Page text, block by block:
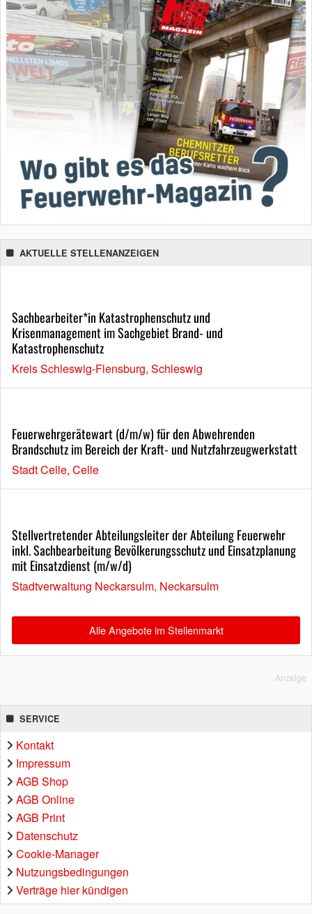
AKTUELLE STELLENANZEIGEN
Sachbearbeiter*in Katastrophenschutz und
Krisenmanagement im Sachgebiet Brand- und
Katastrophenschutz
Kreis Schleswig-Flensburg, Schleswig
Feuerwehrgerätewart (d/m/w) für den Abwehrenden
Brandschutz im Bereich der Kraft- und Nutzfahrzeugwerkstatt
Stadt Celle, Celle
Stellvertretender Abteilungsleiter der Abteilung Feuerwehr
inkl. Sachbearbeitung Bevölkerungsschutz und Einsatzplanung
mit Einsatzdienst (m/w/d)
Stadtverwaltung Neckarsulm, Neckarsulm
Alle Angebote im Stellenmarkt
Anzeige
SERVICE
Kontakt
Impressum
AGB Shop
AGB Online
AGB Print
Datenschutz
Cookie-Manager
Nutzungsbedingungen
Verträge hier kündigen